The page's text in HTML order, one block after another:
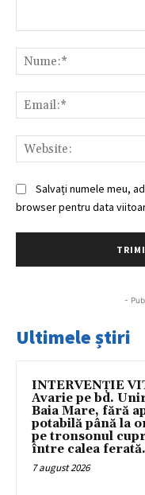
Salvați numele meu,
browser pentru data
-
Ultimele știri
INTERVENȚIE
Avarie pe bd.
Baia Mare, fără
potabilă până la
pe tronsonul
între calea
7 august 2026